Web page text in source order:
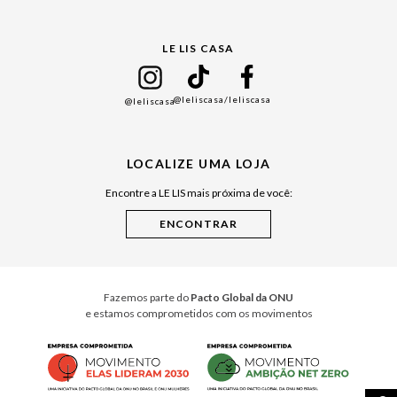
Cuidados Casa
LE LIS CASA
@leliscasa@leliscasa/leliscasa
LOCALIZE UMA LOJA
Encontre a LE LIS mais próxima de você:
Fazemos parte do Pacto Global da ONU
e estamos comprometidos com os movimentos